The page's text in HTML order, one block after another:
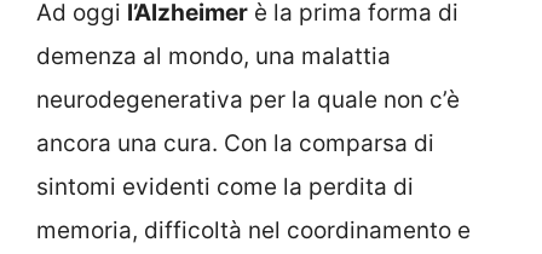
Ad oggi l’Alzheimer è la prima forma di
demenza al mondo, una malattia
neurodegenerativa per la quale non c’è
ancora una cura. Con la comparsa di
sintomi evidenti come la perdita di
memoria, difficoltà nel coordinamento e